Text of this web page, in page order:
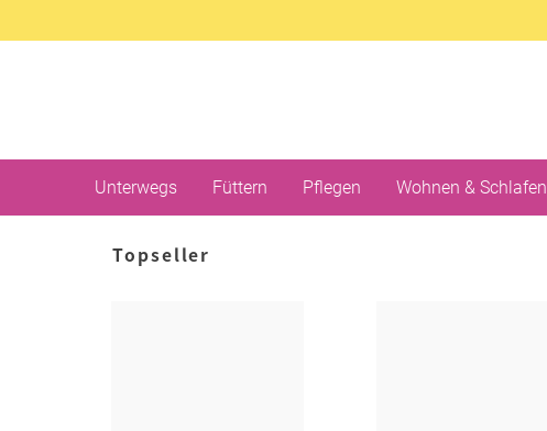
Unterwegs Füttern Pflegen Wohnen & Schlafen
Topseller